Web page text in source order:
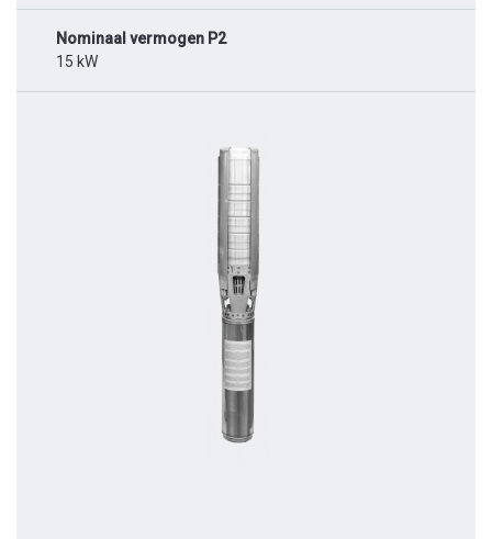
Nominaal vermogen P2
15 kW